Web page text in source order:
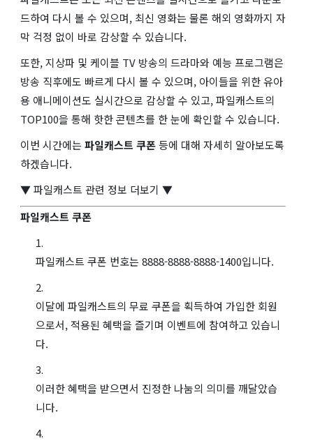
드하여 다시 볼 수 있으며, 최신 영화는 물론 해외 영화까지 자
막 걱정 없이 바로 감상할 수 있습니다.
또한, 지상파 및 케이블 TV 방송의 드라마와 예능 프로그램은
방송 직후에도 빠르게 다시 볼 수 있으며, 아이들을 위한 유아
용 애니메이션도 실시간으로 감상할 수 있고, 파일캐스트의
TOP100을 통해 핫한 콘텐츠를 한 눈에 확인할 수 있습니다.
이번 시간에는 파일캐스트 쿠폰등에 대해 자세히 알아보도록
하겠습니다.
▼ 파일캐스트 관련 정보 더보기 ▼
파일캐스트 쿠폰
파일캐스트 쿠폰 번호는 8888-8888-8888-1400입니다.
이달에 파일캐스트의 무료 쿠폰을 획득하여 가입한 회원
으로서, 적용된 혜택을 즐기며 이벤트에 참여하고 있습니
다.
이러한 혜택을 받으면서 진정한 나눔의 의미를 깨달았습
니다.